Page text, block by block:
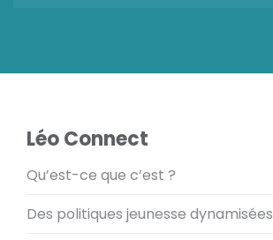
Léo Connect
Qu’est-ce que c’est ?
Des politiques jeunesse dynamisées